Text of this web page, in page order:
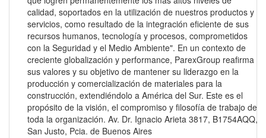
calidad, soportados en la utilización de nuestros productos y
servicios, como resultado de la integración eficiente de sus
recursos humanos, tecnología y procesos, comprometidos
con la Seguridad y el Medio Ambiente". En un contexto de
creciente globalización y performance, ParexGroup reafirma
sus valores y su objetivo de mantener su liderazgo en la
producción y comercialización de materiales para la
construcción, extendiéndolo a América del Sur. Este es el
propósito de la visión, el compromiso y filosofía de trabajo de
toda la organización. Av. Dr. Ignacio Arieta 3817, B1754AQQ,
San Justo, Pcia. de Buenos Aires